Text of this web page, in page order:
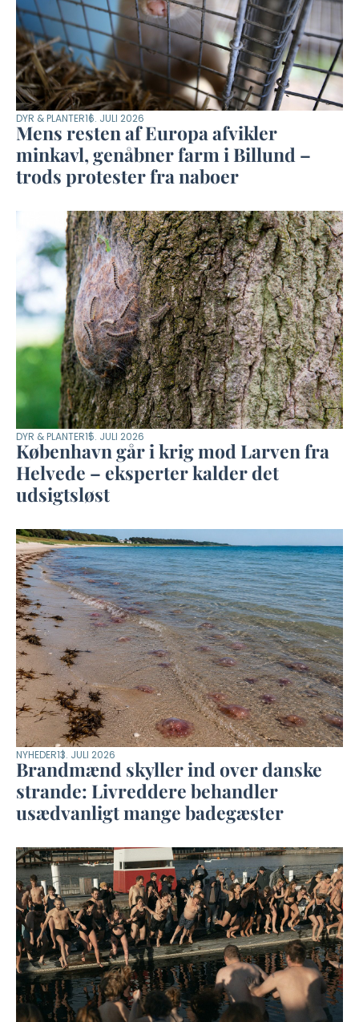
DYR & PLANTER16. JULI 2026
Mens resten af Europa afvikler
minkavl, genåbner farm i Billund –
trods protester fra naboer
DYR & PLANTER15. JULI 2026
København går i krig mod Larven fra
Helvede – eksperter kalder det
udsigtsløst
NYHEDER13. JULI 2026
Brandmænd skyller ind over danske
strande: Livreddere behandler
usædvanligt mange badegæster